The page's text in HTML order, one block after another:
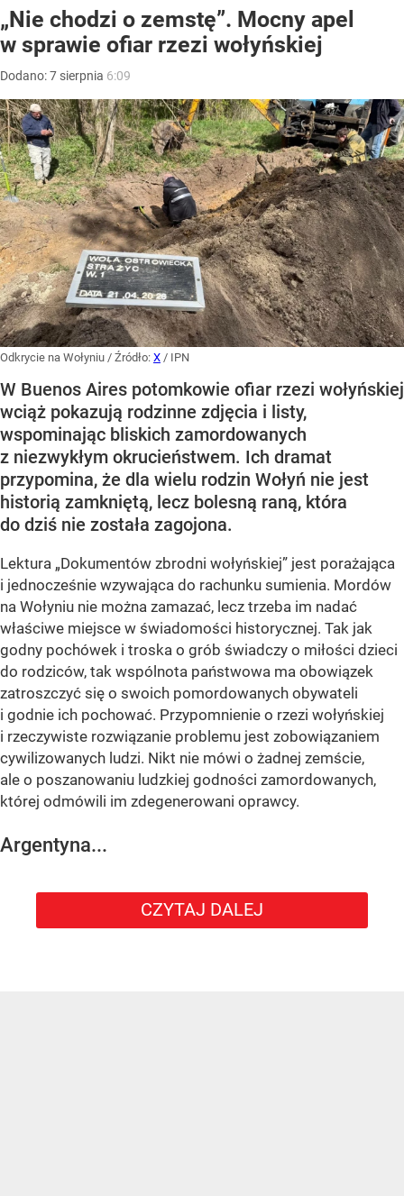
„Nie chodzi o zemstę”. Mocny apel
w sprawie ofiar rzezi wołyńskiej
Dodano:7 sierpnia 6:09
Odkrycie na Wołyniu / Źródło: X / IPN
W Buenos Aires potomkowie ofiar rzezi wołyńskiej
wciąż pokazują rodzinne zdjęcia i listy,
wspominając bliskich zamordowanych
z niezwykłym okrucieństwem. Ich dramat
przypomina, że dla wielu rodzin Wołyń nie jest
historią zamkniętą, lecz bolesną raną, która
do dziś nie została zagojona.
Lektura „Dokumentów zbrodni wołyńskiej” jest porażająca
i jednocześnie wzywająca do rachunku sumienia. Mordów
na Wołyniu nie można zamazać, lecz trzeba im nadać
właściwe miejsce w świadomości historycznej. Tak jak
godny pochówek i troska o grób świadczy o miłości dzieci
do rodziców, tak wspólnota państwowa ma obowiązek
zatroszczyć się o swoich pomordowanych obywateli
i godnie ich pochować. Przypomnienie o rzezi wołyńskiej
i rzeczywiste rozwiązanie problemu jest zobowiązaniem
cywilizowanych ludzi. Nikt nie mówi o żadnej zemście,
ale o poszanowaniu ludzkiej godności zamordowanych,
której odmówili im zdegenerowani oprawcy.
Argentyna...
CZYTAJ DALEJ